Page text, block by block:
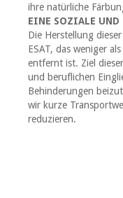
ihre natürliche
EINE SOZIALE
Die Herstellung
ESAT, das weniger
entfernt ist. Ziel
und beruflichen
Behinderungen
wir kurze
reduzieren.